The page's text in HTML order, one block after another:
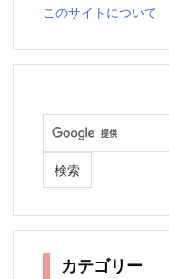
このサイトについて
カテゴリー